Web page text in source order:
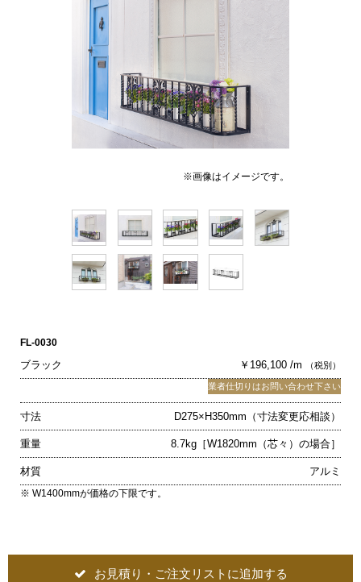
※画像はイメージです。
FL-0030
ブラック ￥196,100 /m （税別）
業者仕切りはお問い合わせ下さい
寸法 D275×H350mm（寸法変更応相談）
重量 8.7kg［W1820mm（芯々）の場合］
材質 アルミ
※ W1400mmが価格の下限です。
お見積り・ご注文リストに追加する